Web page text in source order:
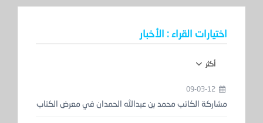
اختيارات القراء : الأخبار
أكثر
مشاركة الكاتب محمد بن عبدالله الحمدان في معرض الكتاب